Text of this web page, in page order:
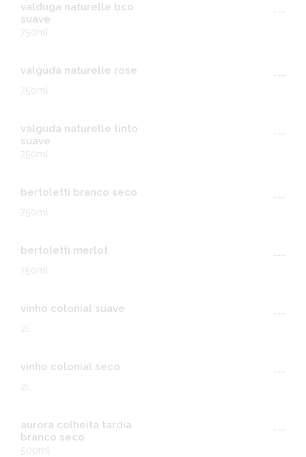
valduga naturelle bco
suave
---
750ml
valguda naturelle rose
---
750ml
valguda naturelle tinto
suave
---
750ml
bertoletti branco seco
---
750ml
bertoletti merlot
---
750ml
vinho colonial suave
---
vinho colonial seco
---
aurora colheita tardia
branco seco
---
500ml